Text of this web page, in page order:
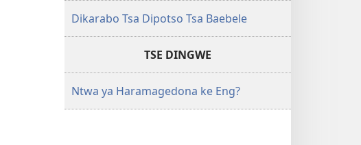
Dikarabo Tsa Dipotso Tsa Baebele
TSE DINGWE
Ntwa ya Haramagedona ke Eng?